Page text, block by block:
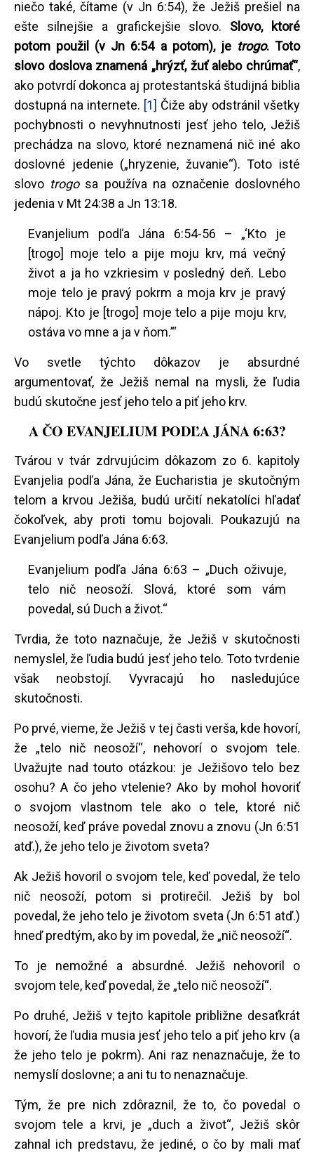
niečo také, čítame (v Jn 6:54), že Ježiš prešiel na
ešte silnejšie a grafickejšie slovo. Slovo, ktoré
potom použil (v Jn 6:54 a potom), je trogo. Toto
slovo doslova znamená „hrýzť, žuť alebo chrúmať“,
ako potvrdí dokonca aj protestantská študijná biblia
dostupná na internete. [1] Čiže aby odstránil všetky
pochybnosti o nevyhnutnosti jesť jeho telo, Ježiš
prechádza na slovo, ktoré neznamená nič iné ako
doslovné jedenie („hryzenie, žuvanie“). Toto isté
slovo trogo sa používa na označenie doslovného
jedenia v Mt 24:38 a Jn 13:18.
Evanjelium podľa Jána 6:54-56 – „‘Kto je
[trogo] moje telo a pije moju krv, má večný
život a ja ho vzkriesim v posledný deň. Lebo
moje telo je pravý pokrm a moja krv je pravý
nápoj. Kto je [trogo] moje telo a pije moju krv,
ostáva vo mne a ja v ňom.’“
Vo svetle týchto dôkazov je absurdné
argumentovať, že Ježiš nemal na mysli, že ľudia
budú skutočne jesť jeho telo a piť jeho krv.
A ČO EVANJELIUM PODĽA JÁNA 6:63?
Tvárou v tvár zdrvujúcim dôkazom zo 6. kapitoly
Evanjelia podľa Jána, že Eucharistia je skutočným
telom a krvou Ježiša, budú určití nekatolíci hľadať
čokoľvek, aby proti tomu bojovali. Poukazujú na
Evanjelium podľa Jána 6:63.
Evanjelium podľa Jána 6:63 – „Duch oživuje,
telo nič neosoží. Slová, ktoré som vám
povedal, sú Duch a život.“
Tvrdia, že toto naznačuje, že Ježiš v skutočnosti
nemyslel, že ľudia budú jesť jeho telo. Toto tvrdenie
však neobstojí. Vyvracajú ho nasledujúce
skutočnosti.
Po prvé, vieme, že Ježiš v tej časti verša, kde hovorí,
že „telo nič neosoží“, nehovorí o svojom tele.
Uvažujte nad touto otázkou: je Ježišovo telo bez
osohu? A čo jeho vtelenie? Ako by mohol hovoriť
o svojom vlastnom tele ako o tele, ktoré nič
neosoží, keď práve povedal znovu a znovu (Jn 6:51
atď.), že jeho telo je životom sveta?
Ak Ježiš hovoril o svojom tele, keď povedal, že telo
nič neosoží, potom si protirečil. Ježiš by bol
povedal, že jeho telo je životom sveta (Jn 6:51 atď.)
hneď predtým, ako by im povedal, že „nič neosoží“.
To je nemožné a absurdné. Ježiš nehovoril o
svojom tele, keď povedal, že „telo nič neosoží“.
Po druhé, Ježiš v tejto kapitole približne desaťkrát
hovorí, že ľudia musia jesť jeho telo a piť jeho krv (a
že jeho telo je pokrm). Ani raz nenaznačuje, že to
nemyslí doslovne; a ani tu to nenaznačuje.
Tým, že pre nich zdôraznil, že to, čo povedal o
svojom tele a krvi, je „duch a život“, Ježiš skôr
zahnal ich predstavu, že jediné, o čo by mali mať